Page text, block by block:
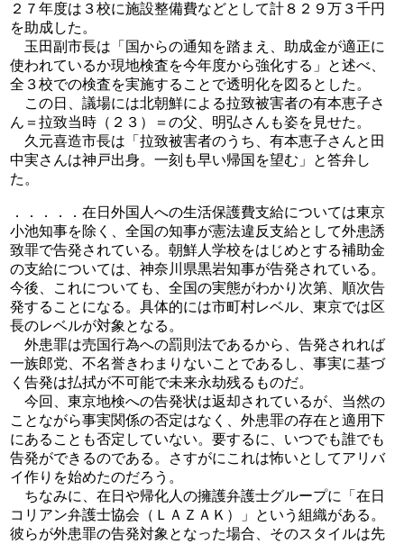
２７年度は３校に施設整備費などとして計８２９万３千円
を助成した。
玉田副市長は「国からの通知を踏まえ、助成金が適正に
使われているか現地検査を今年度から強化する」と述べ、
全３校での検査を実施することで透明化を図るとした。
この日、議場には北朝鮮による拉致被害者の有本恵子さ
ん＝拉致当時（２３）＝の父、明弘さんも姿を見せた。
久元喜造市長は「拉致被害者のうち、有本恵子さんと田
中実さんは神戸出身。一刻も早い帰国を望む」と答弁し
た。
．．．．．在日外国人への生活保護費支給については東京
小池知事を除く、全国の知事が憲法違反支給として外患誘
致罪で告発されている。朝鮮人学校をはじめとする補助金
の支給については、神奈川県黒岩知事が告発されている。
今後、これについても、全国の実態がわかり次第、順次告
発することになる。具体的には市町村レベル、東京では区
長のレベルが対象となる。
外患罪は売国行為への罰則法であるから、告発されれば
一族郎党、不名誉きわまりないことであるし、事実に基づ
く告発は払拭が不可能で未来永劫残るものだ。
今回、東京地検への告発状は返却されているが、当然の
ことながら事実関係の否定はなく、外患罪の存在と適用下
にあることも否定していない。要するに、いつでも誰でも
告発ができるのである。さすがにこれは怖いとしてアリバ
イ作りを始めたのだろう。
ちなみに、在日や帰化人の擁護弁護士グループに「在日
コリアン弁護士協会（ＬＡＺＡＫ）」という組織がある。
彼らが外患罪の告発対象となった場合、そのスタイルは先